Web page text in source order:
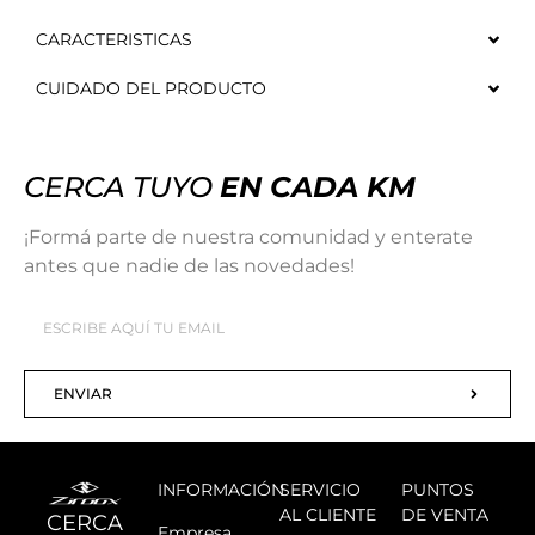
CARACTERISTICAS
CUIDADO DEL PRODUCTO
CERCA TUYO EN CADA KM
¡Formá parte de nuestra comunidad y enterate
antes que nadie de las novedades!
ENVIAR
CERCA
INFORMACIÓNSERVICIO
AL CLIENTE
PUNTOS
DE VENTA